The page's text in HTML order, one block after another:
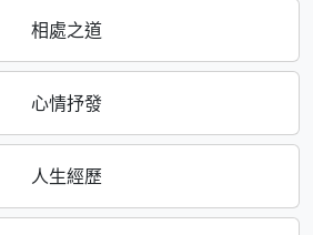
相處之道
心情抒發
人生經歷